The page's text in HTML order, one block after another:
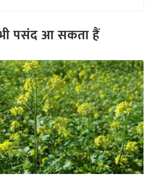
पसंद आ सकता हैं